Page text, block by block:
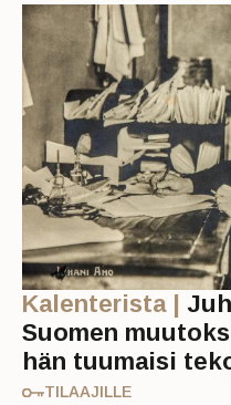
Kalenterista |
Suomen
hän tuumaisi
TILAAJILLE